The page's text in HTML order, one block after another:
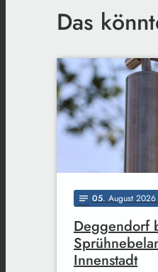
Das
notes 05. August 2026
Deggendorf
Innenstadt